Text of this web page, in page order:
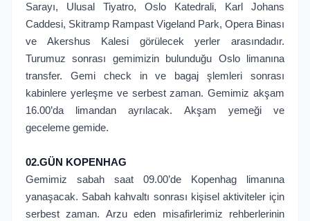
Sarayı, Ulusal Tiyatro, Oslo Katedrali, Karl Johans
Caddesi, Skitramp Rampast Vigeland Park, Opera Binası
ve Akershus Kalesi görülecek yerler arasındadır.
Turumuz sonrası gemimizin bulunduğu Oslo limanına
transfer. Gemi check in ve bagaj şlemleri sonrası
kabinlere yerleşme ve serbest zaman. Gemimiz akşam
16.00’da limandan ayrılacak. Akşam yemeği ve
geceleme gemide.
02.GÜN KOPENHAG
Gemimiz sabah saat 09.00’de Kopenhag limanına
yanaşacak. Sabah kahvaltı sonrası kişisel aktiviteler için
serbest zaman. Arzu eden misafirlerimiz rehberlerinin